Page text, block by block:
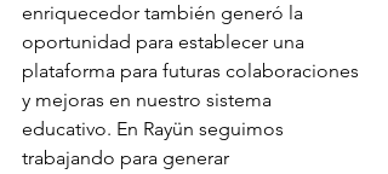
enriquecedor también generó la
oportunidad para establecer una
plataforma para futuras colaboraciones
y mejoras en nuestro sistema
educativo. En Rayün seguimos
trabajando para generar